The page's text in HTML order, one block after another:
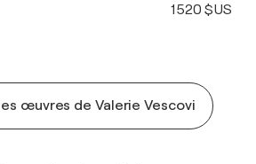
1 520 $US
œuvres de Valerie Vescovi